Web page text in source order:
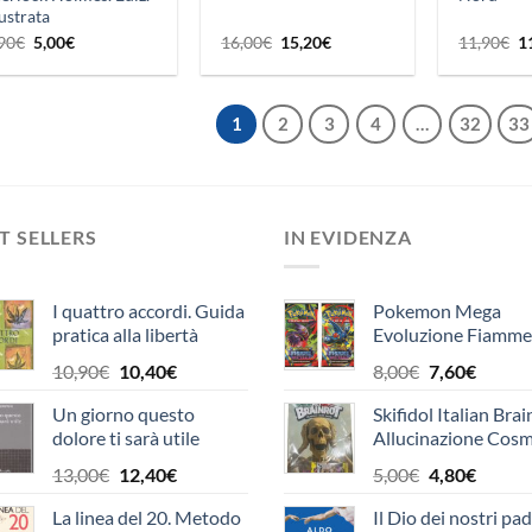
€ Il
prezzo
originale
5,00€Il
attuale
16,00€ Il
prezzo
originale
16,00€.
15,20€Il
attuale
15,20€.
11,90€ Il
1 2 3 4 32 33
SELLERS
I quattro accordi. Guida
pratica alla libertà
saggezza tolteca
10,90€ Il
originale
era:
10,90€.
10,40€Il
attuale
è:
10,40€.
Un giorno questo
dolore ti sarà utile
13,00€ Il
originale
12,40€Il
attuale
La linea del 20. Metodo
IN EVIDENZA
Pokemon Mega
Evoluzione Fiamme
Singola (10 carte)
8,00€ Il
originale
era:
8,00€.
7,60€Il
attuale
è:
7,60€.
Skifidol Italian
Allucinazione
5,00€ Il
originale
4,80€Il
attuale
Il Dio dei nostri